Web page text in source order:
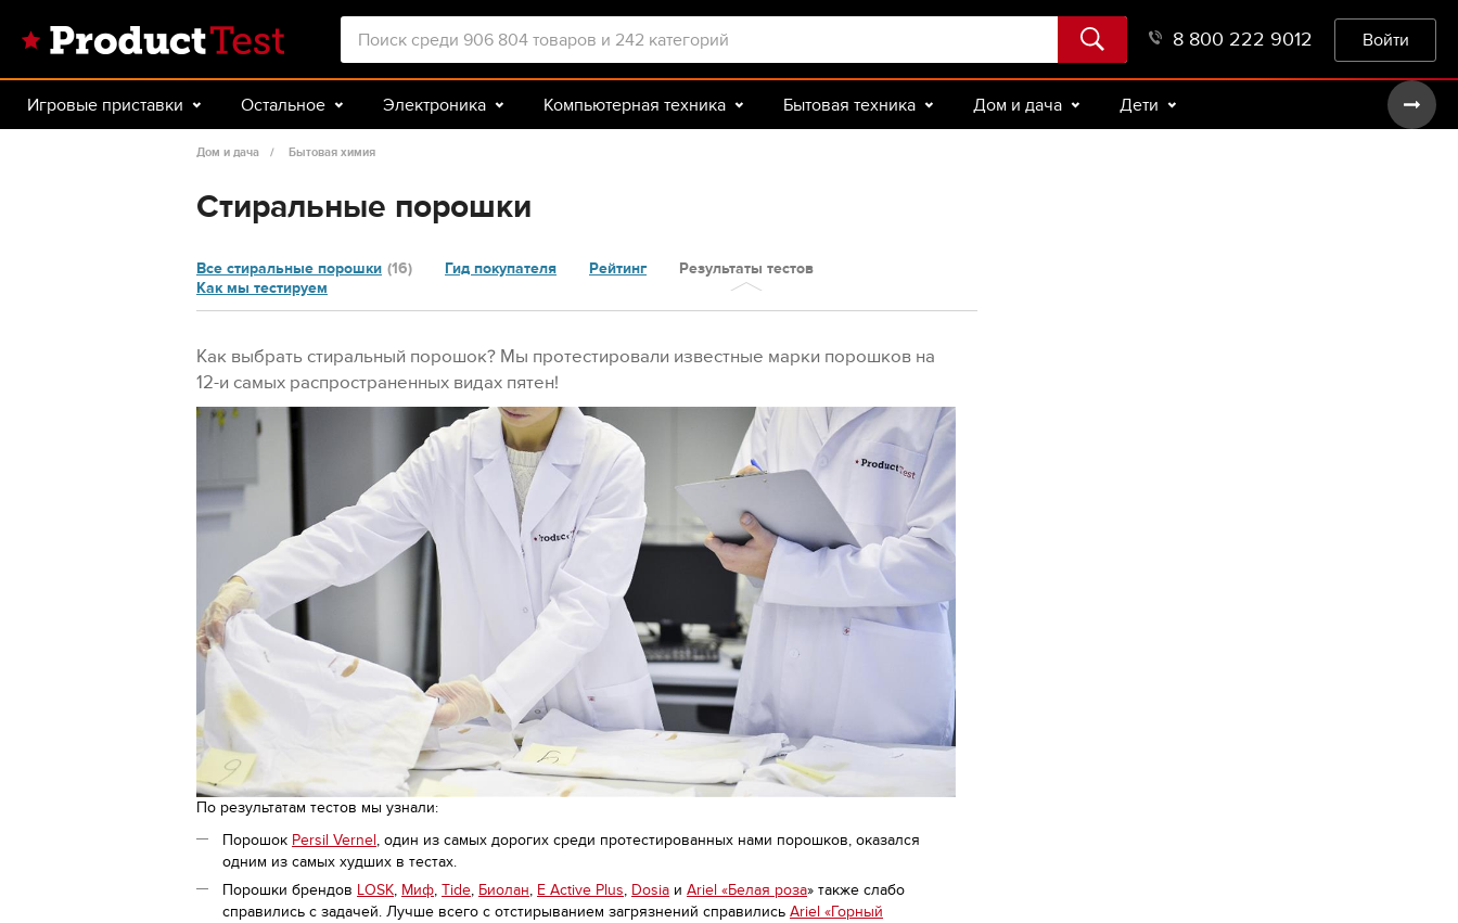
8 800 222 9012 Войти
Игровые приставки Остальное Электроника Компьютерная техника Бытовая техника Дом и дача Дети
Авто Спорт и туризм
Дом и дача Бытовая химия
Стиральные порошки
Все стиральные порошки (16) Гид покупателя Рейтинг
Результаты тестов
Как мы тестируем
Как выбрать стиральный порошок? Мы протестировали известные марки порошков на
12-и самых распространенных видах пятен!
По результатам тестов мы узнали:
Порошок Persil Vernel, один из самых дорогих среди протестированных нами порошков, оказался
одним из самых худших в тестах.
Порошки брендов LOSK, Миф, Tide, Биолан, E Active Plus, Dosia и Ariel «Белая роза» также слабо
справились с задачей. Лучше всего с отстирыванием загрязнений справились Ariel «Горный